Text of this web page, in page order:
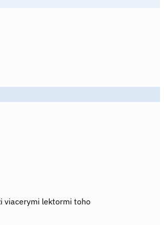
viacerymi lektormi toho